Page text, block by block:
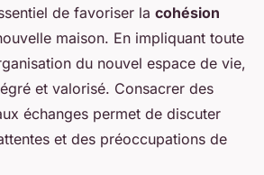
de favoriser la cohésion
maison. En impliquant toute
du nouvel espace de vie,
et valorisé. Consacrer des
échanges permet de discuter
et des préoccupations de